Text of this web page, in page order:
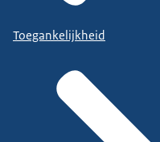
Toegankelijkheid